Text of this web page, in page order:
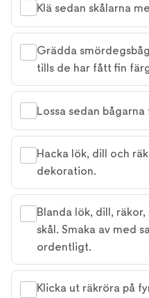
Klä sedan skålarna
Grädda
tills de har fått fin
Lossa sedan
Hacka lök, dill och
dekoration.
Blanda lök, dill,
skål. Smaka av med
ordentligt.
Klicka ut räkröra på